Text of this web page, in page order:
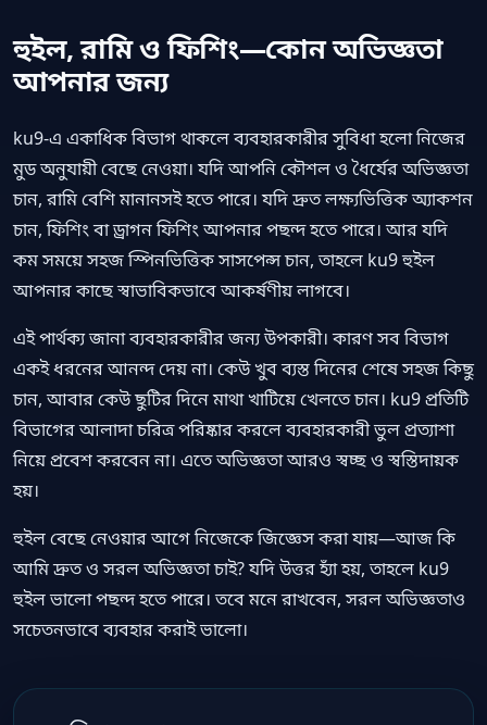
হুইল, রামি ও ফিশিং—কোন অভিজ্ঞতা
আপনার জন্য
ku9-এ একাধিক বিভাগ থাকলে ব্যবহারকারীর সুবিধা হলো নিজের
মুড অনুযায়ী বেছে নেওয়া। যদি আপনি কৌশল ও ধৈর্যের অভিজ্ঞতা
চান, রামি বেশি মানানসই হতে পারে। যদি দ্রুত লক্ষ্যভিত্তিক অ্যাকশন
চান, ফিশিং বা ড্রাগন ফিশিং আপনার পছন্দ হতে পারে। আর যদি
কম সময়ে সহজ স্পিনভিত্তিক সাসপেন্স চান, তাহলে ku9 হুইল
আপনার কাছে স্বাভাবিকভাবে আকর্ষণীয় লাগবে।
এই পার্থক্য জানা ব্যবহারকারীর জন্য উপকারী। কারণ সব বিভাগ
একই ধরনের আনন্দ দেয় না। কেউ খুব ব্যস্ত দিনের শেষে সহজ কিছু
চান, আবার কেউ ছুটির দিনে মাথা খাটিয়ে খেলতে চান। ku9 প্রতিটি
বিভাগের আলাদা চরিত্র পরিষ্কার করলে ব্যবহারকারী ভুল প্রত্যাশা
নিয়ে প্রবেশ করবেন না। এতে অভিজ্ঞতা আরও স্বচ্ছ ও স্বস্তিদায়ক
হয়।
হুইল বেছে নেওয়ার আগে নিজেকে জিজ্ঞেস করা যায়—আজ কি
আমি দ্রুত ও সরল অভিজ্ঞতা চাই? যদি উত্তর হ্যাঁ হয়, তাহলে ku9
হুইল ভালো পছন্দ হতে পারে। তবে মনে রাখবেন, সরল অভিজ্ঞতাও
সচেতনভাবে ব্যবহার করাই ভালো।